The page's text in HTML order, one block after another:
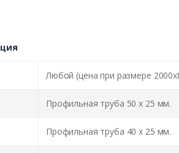
Любой (цена при размере
Профильная труба 50 х 25 мм.
Профильная труба 40 х 25 мм.